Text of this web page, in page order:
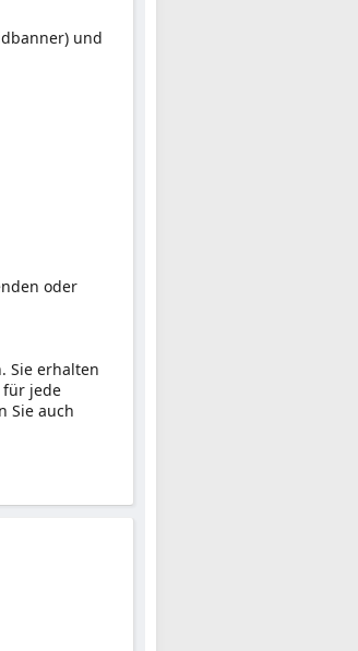
und
oder
Sie erhalten
für jede
Sie auch